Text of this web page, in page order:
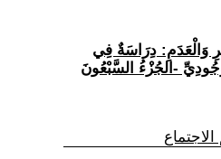
وَالْعَدَمِ: دِرَاسَةٌ فِي
-الجُزْءُ السَّبْعُونَ